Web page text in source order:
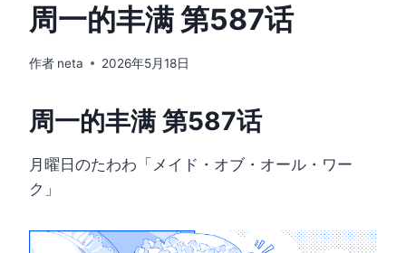
周一的丰满 第587话
作者 neta 2026年5月18日
周一的丰满 第587话
月曜日のたわわ「メイド・オブ・オール・ワー
ク」